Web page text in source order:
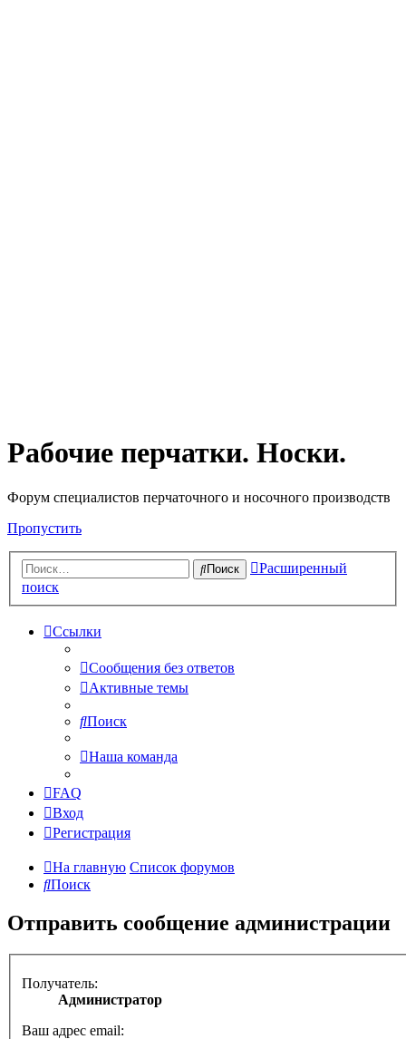
Рабочие перчатки. Носки.
Форум специалистов перчаточного и носочного производств
Пропустить
Поиск
Расширенный
поиск
Ссылки
Сообщения без ответов
Активные темы
Поиск
Наша команда
FAQ
Вход
Регистрация
На главную Список форумов
Поиск
Отправить сообщение администрации
Получатель:
Администратор
Ваш адрес email: